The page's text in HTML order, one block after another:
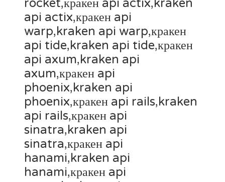
rocket,кракен api actix,kraken
api actix,кракен api
warp,kraken api warp,кракен
api tide,kraken api tide,кракен
api axum,kraken api
axum,кракен api
phoenix,kraken api
phoenix,кракен api rails,kraken
api rails,кракен api
sinatra,kraken api
sinatra,кракен api
hanami,kraken api
hanami,кракен api